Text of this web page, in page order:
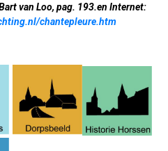
van Loo, pag. 193.en Internet:
chantepleure.htm